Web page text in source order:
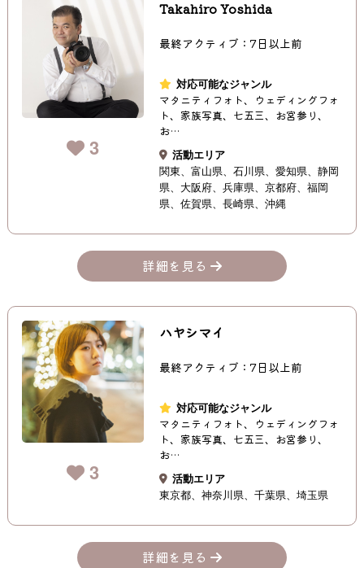
3
Takahiro Yoshida
最終アクティブ：7日以上前
対応可能なジャンル
マタニティフォト、ウェディングフォ
ト、家族写真、七五三、お宮参り、
お…
活動エリア
関東
富山県 石川県 愛知県
静岡
県
大阪府 兵庫県 京都府
福岡
県
佐賀県 長崎県 沖縄
詳細を見る
3
ハヤシマイ
最終アクティブ：7日以上前
対応可能なジャンル
マタニティフォト、ウェディングフォ
ト、家族写真、七五三、お宮参り、
お…
活動エリア
東京都
神奈川県 千葉県 埼玉県
詳細を見る